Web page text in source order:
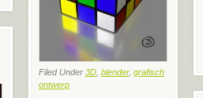
Filed Under 3D blender, grafisch
ontwerp